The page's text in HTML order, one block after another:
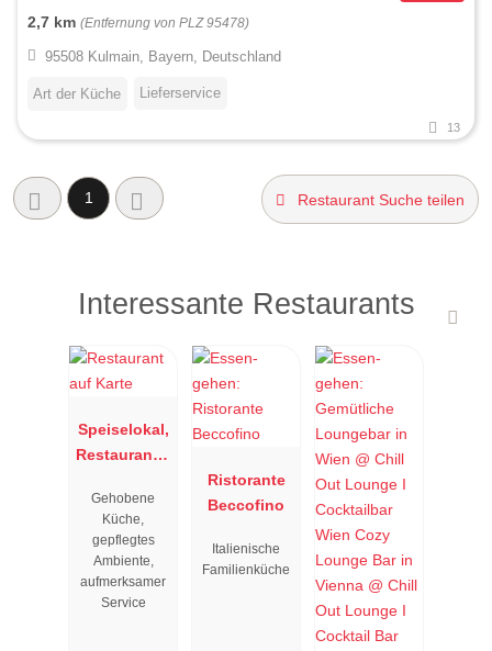
2,7 km (Entfernung von PLZ 95478)
95508 Kulmain, Bayern, Deutschland
Art der Küche Lieferservice
13
1 Restaurant Suche teilen
Interessante Restaurants
Speiselokal,
Restaurant "
"
Gehobene
Küche,
gepflegtes
Ambiente,
aufmerksamer
Service
Ristorante
Beccofino
Italienische
Familienküche